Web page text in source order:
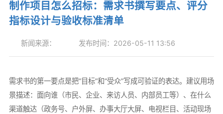
制作项目怎么招标：需求书撰写要点、评分
指标设计与验收标准清单
新闻来源： 发布时间：2026-05-11 13:56
需求书的第一要点是把“目标”和“受众”写成可验证的表达。建议用场
景描述：面向谁（市民、企业、来访人员、内部员工等）、在什么
渠道触达（政务号、户外屏、办事大厅大屏、电视栏目、活动现场